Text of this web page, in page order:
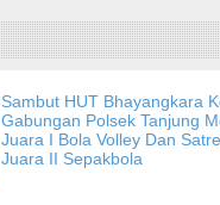
Sambut HUT Bhayangkara
Gabungan Polsek Tanjung
Juara I Bola Volley Dan
Juara II Sepakbola